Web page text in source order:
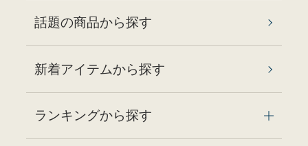
話題の商品から探す
新着アイテムから探す
ランキングから探す